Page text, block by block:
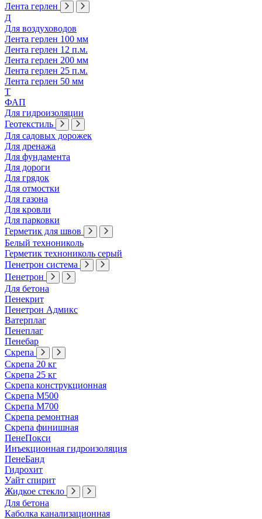
Лента герлен
Д
Для воздуховодов
Лента герлен 100 мм
Лента герлен 12 п.м.
Лента герлен 200 мм
Лента герлен 25 п.м.
Лента герлен 50 мм
Т
ФАП
Для гидроизоляции
Геотекстиль
Для садовых дорожек
Для дренажа
Для фундамента
Для дороги
Для грядок
Для отмостки
Для газона
Для кровли
Для парковки
Герметик для швов
Белый технониколь
Герметик технониколь серый
Пенетрон система
Пенетрон
Для бетона
Пенекрит
Пенетрон Адмикс
Ватерплаг
Пенеплаг
Пенебар
Скрепа
Скрепа 20 кг
Скрепа 25 кг
Скрепа конструкционная
Скрепа М500
Скрепа М700
Скрепа ремонтная
Скрепа финишная
ПенеПокси
Инъекционная гидроизоляция
ПенеБанд
Гидрохит
Уайт спирит
Жидкое стекло
Для бетона
Каболка канализационная